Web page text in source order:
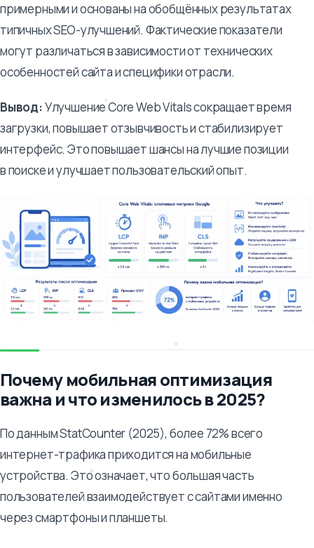
примерными и основаны на обобщённых результатах
типичных SEO-улучшений. Фактические показатели
могут различаться в зависимости от технических
особенностей сайта и специфики отрасли.
Вывод:Улучшение Core Web Vitals сокращает время
загрузки, повышает отзывчивость и стабилизирует
интерфейс. Это повышает шансы на лучшие позиции
в поиске и улучшает пользовательский опыт.
Почему мобильная оптимизация
важна и что изменилось в 2025?
По данным StatCounter (2025), более 72% всего
интернет-трафика приходится на мобильные
устройства. Это означает, что большая часть
пользователей взаимодействует с сайтами именно
через смартфоны и планшеты.